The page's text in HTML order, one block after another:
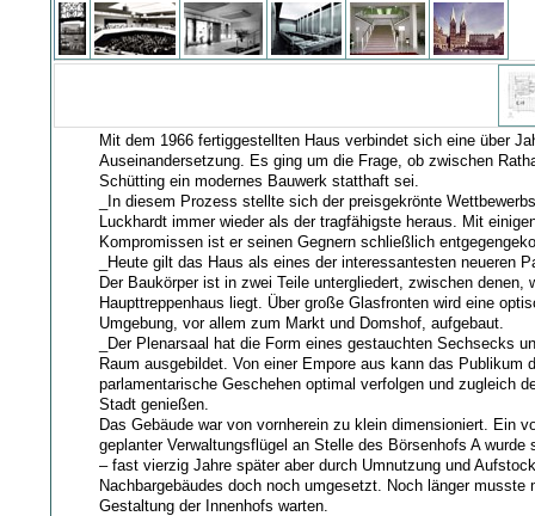
Mit dem 1966 fertiggestellten Haus verbindet sich eine über
Auseinandersetzung. Es ging um die Frage, ob zwischen
Schütting ein modernes Bauwerk statthaft sei.
_In diesem Prozess stellte sich der preisgekrönte
Luckhardt immer wieder als der tragfähigste heraus. Mit
Kompromissen ist er seinen Gegnern schließlich
_Heute gilt das Haus als eines der interessantesten neueren
Der Baukörper ist in zwei Teile untergliedert, zwischen denen,
Haupttreppenhaus liegt. Über große Glasfronten wird eine
Umgebung, vor allem zum Markt und Domshof, aufgebaut.
_Der Plenarsaal hat die Form eines gestauchten Sechsecks
Raum ausgebildet. Von einer Empore aus kann das Publikum
parlamentarische Geschehen optimal verfolgen und zugleich
Stadt genießen.
Das Gebäude war von vornherein zu klein dimensioniert. Ein
geplanter Verwaltungsflügel an Stelle des Börsenhofs A wurde
– fast vierzig Jahre später aber durch Umnutzung und
Nachbargebäudes doch noch umgesetzt. Noch länger musste
Gestaltung der Innenhofs warten.